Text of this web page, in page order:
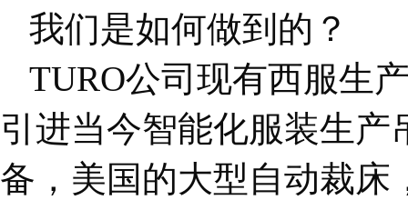
我们是如何做到的？
TURO公司现有西服生
引进当今智能化服装生产
备，美国的大型自动裁床